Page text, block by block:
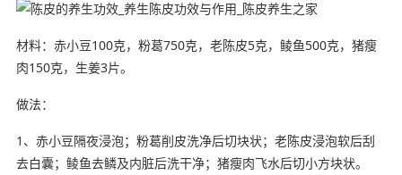
材料：赤小豆100克，粉葛750克，老陈皮5克，鲮鱼500克，猪瘦
肉150克，生姜3片。
做法：
1、赤小豆隔夜浸泡；粉葛削皮洗净后切块状；老陈皮浸泡软后刮
去白囊；鲮鱼去鳞及内脏后洗干净；猪瘦肉飞水后切小方块状。